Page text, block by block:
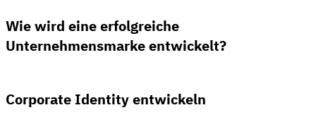
Wie wird eine erfolgreiche
Unternehmensmarke entwickelt?
Corporate Identity entwickeln